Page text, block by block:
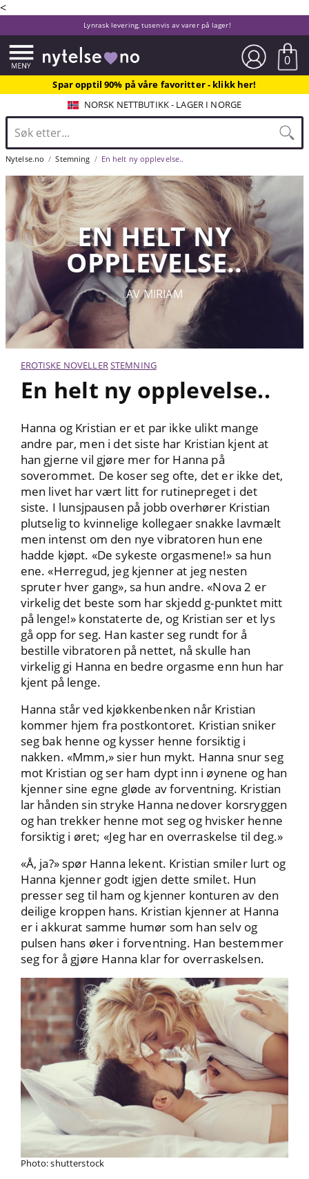
<
Lynrask levering, tusenvis av varer på lager!
0
Spar opptil 90% på våre favoritter - klikk her!
NORSK NETTBUTIKK - LAGER I NORGE
Nytelse.no Stemning En helt ny opplevelse..
EN HELT NY
OPPLEVELSE..
AV MIRIAM
EROTISKE NOVELLERSTEMNING
En helt ny opplevelse..
Hanna og Kristian er et par ikke ulikt mange
andre par, men i det siste har Kristian kjent at
han gjerne vil gjøre mer for Hanna på
soverommet. De koser seg ofte, det er ikke det,
men livet har vært litt for rutinepreget i det
siste. I lunsjpausen på jobb overhører Kristian
plutselig to kvinnelige kollegaer snakke lavmælt
men intenst om den nye vibratoren hun ene
hadde kjøpt. «De sykeste orgasmene!» sa hun
ene. «Herregud, jeg kjenner at jeg nesten
spruter hver gang», sa hun andre. «Nova 2 er
virkelig det beste som har skjedd g-punktet mitt
på lenge!» konstaterte de, og Kristian ser et lys
gå opp for seg. Han kaster seg rundt for å
bestille vibratoren på nettet, nå skulle han
virkelig gi Hanna en bedre orgasme enn hun har
kjent på lenge.
Hanna står ved kjøkkenbenken når Kristian
kommer hjem fra postkontoret. Kristian sniker
seg bak henne og kysser henne forsiktig i
nakken. «Mmm,» sier hun mykt. Hanna snur seg
mot Kristian og ser ham dypt inn i øynene og han
kjenner sine egne gløde av forventning. Kristian
lar hånden sin stryke Hanna nedover korsryggen
og han trekker henne mot seg og hvisker henne
forsiktig i øret; «Jeg har en overraskelse til deg.»
«Å, ja?» spør Hanna lekent. Kristian smiler lurt og
Hanna kjenner godt igjen dette smilet. Hun
presser seg til ham og kjenner konturen av den
deilige kroppen hans. Kristian kjenner at Hanna
er i akkurat samme humør som han selv og
pulsen hans øker i forventning. Han bestemmer
seg for å gjøre Hanna klar for overraskelsen.
Photo: shutterstock